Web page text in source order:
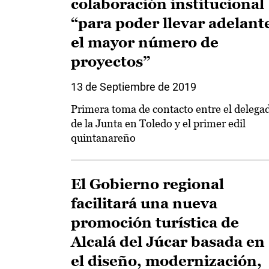
colaboración institucional
“para poder llevar
el mayor número de
proyectos”
13 de Septiembre de 2019
Primera toma de contacto entre el
de la Junta en Toledo y el primer edil
quintanareño
El Gobierno regional
facilitará una nueva
promoción turística de
Alcalá del Júcar basada en
el diseño, modernización,